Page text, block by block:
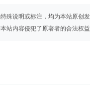
殊说明或标注，均为本站原创
站内容侵犯了原著者的合法权